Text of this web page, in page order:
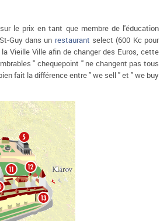
le prix en tant que membre de l'éducation
Guy dans un restaurant select (600 Kc pour
Vieille Ville afin de changer des Euros, cette
" chequepoint " ne changent pas tous
fait la différence entre " we sell " et " we buy